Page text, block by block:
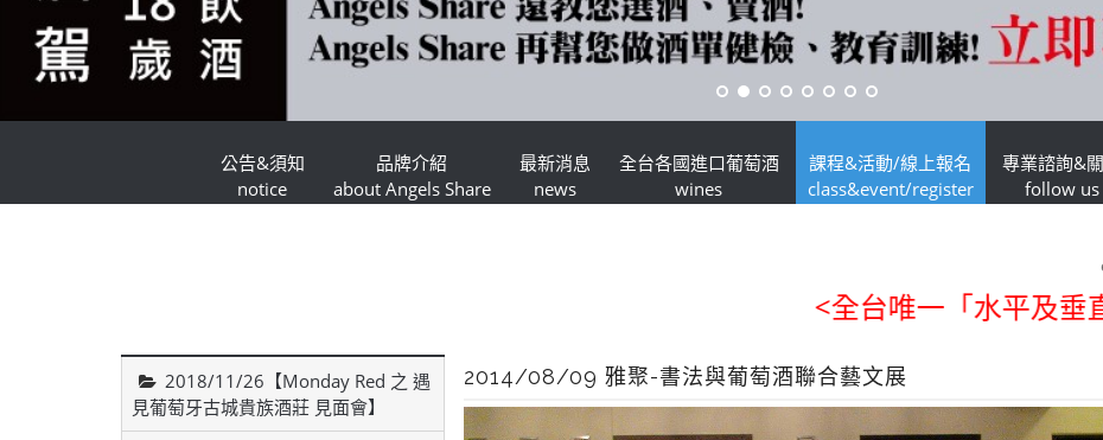
公告&須知
notice
品牌介紹
about Angels Share
最新消息
news
全台各國進口葡萄酒
wines
課程&活動/線上報名
class&event/register
專業諮詢&
follow us
<全台唯一「水平及垂直
2018/11/26【Monday Red 之 遇
見葡萄牙古城貴族酒莊 見面會】
2014/08/09 雅聚-書法與葡萄酒聯合藝文展